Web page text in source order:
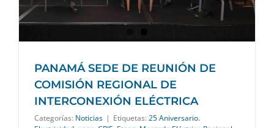
PANAMÁ SEDE DE REUNIÓN DE
COMISIÓN REGIONAL DE
INTERCONEXIÓN ELÉCTRICA
Categorías: Noticias | Etiquetas: 25 Aniversario.